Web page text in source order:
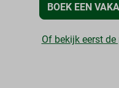
BOEK EEN
Of bekijk eerst